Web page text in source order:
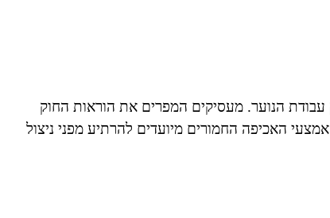
הנוער. מעסיקים המפרים את הוראות החוק
האכיפה החמורים מיועדים להרתיע מפני ניצול